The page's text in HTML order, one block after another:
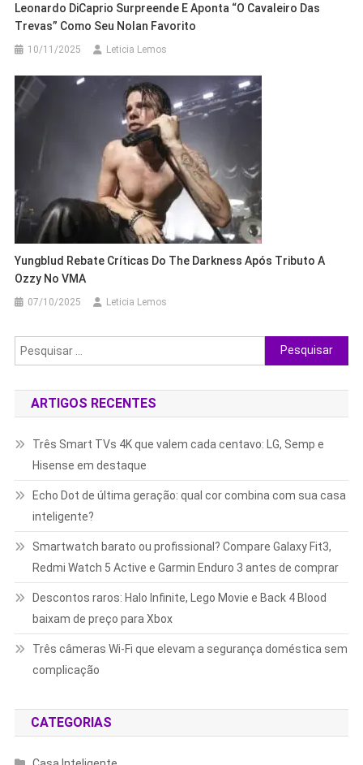
Leonardo DiCaprio Surpreende E Aponta “O Cavaleiro Das
Trevas” Como Seu Nolan Favorito
10/11/2025 Leticia Lemos
Yungblud Rebate Críticas Do The Darkness Após Tributo A
Ozzy No VMA
07/10/2025 Leticia Lemos
Pesquisar
por:
ARTIGOS RECENTES
Três Smart TVs 4K que valem cada centavo: LG, Semp e
Hisense em destaque
Echo Dot de última geração: qual cor combina com sua casa
inteligente?
Smartwatch barato ou profissional? Compare Galaxy Fit3,
Redmi Watch 5 Active e Garmin Enduro 3 antes de comprar
Descontos raros: Halo Infinite, Lego Movie e Back 4 Blood
baixam de preço para Xbox
Três câmeras Wi-Fi que elevam a segurança doméstica sem
complicação
CATEGORIAS